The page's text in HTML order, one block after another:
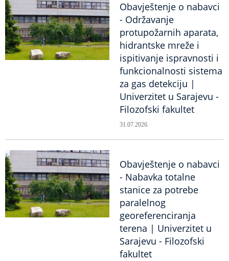
Obavještenje o nabavci
- Održavanje
protupožarnih aparata,
hidrantske mreže i
ispitivanje ispravnosti i
funkcionalnosti sistema
za gas detekciju |
Univerzitet u Sarajevu -
Filozofski fakultet
31.07.2026.
Obavještenje o nabavci
- Nabavka totalne
stanice za potrebe
paralelnog
georeferenciranja
terena | Univerzitet u
Sarajevu - Filozofski
fakultet